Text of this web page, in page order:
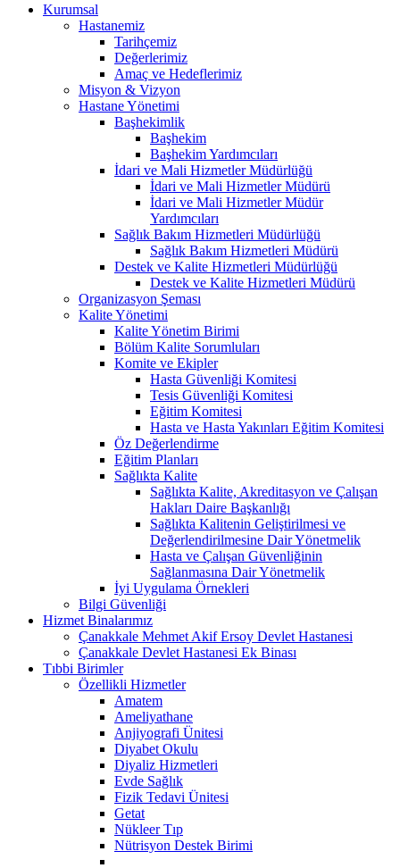
Kurumsal
Hastanemiz
Tarihçemiz
Değerlerimiz
Amaç ve Hedeflerimiz
Misyon & Vizyon
Hastane Yönetimi
Başhekimlik
Başhekim
Başhekim Yardımcıları
İdari ve Mali Hizmetler Müdürlüğü
İdari ve Mali Hizmetler Müdürü
İdari ve Mali Hizmetler Müdür
Yardımcıları
Sağlık Bakım Hizmetleri Müdürlüğü
Sağlık Bakım Hizmetleri Müdürü
Destek ve Kalite Hizmetleri Müdürlüğü
Destek ve Kalite Hizmetleri Müdürü
Organizasyon Şeması
Kalite Yönetimi
Kalite Yönetim Birimi
Bölüm Kalite Sorumluları
Komite ve Ekipler
Hasta Güvenliği Komitesi
Tesis Güvenliği Komitesi
Eğitim Komitesi
Hasta ve Hasta Yakınları Eğitim Komitesi
Öz Değerlendirme
Eğitim Planları
Sağlıkta Kalite
Sağlıkta Kalite, Akreditasyon ve Çalışan
Hakları Daire Başkanlığı
Sağlıkta Kalitenin Geliştirilmesi ve
Değerlendirilmesine Dair Yönetmelik
Hasta ve Çalışan Güvenliğinin
Sağlanmasına Dair Yönetmelik
İyi Uygulama Örnekleri
Bilgi Güvenliği
Hizmet Binalarımız
Çanakkale Mehmet Akif Ersoy Devlet Hastanesi
Çanakkale Devlet Hastanesi Ek Binası
Tıbbi Birimler
Özellikli Hizmetler
Amatem
Ameliyathane
Anjiyografi Ünitesi
Diyabet Okulu
Diyaliz Hizmetleri
Evde Sağlık
Fizik Tedavi Ünitesi
Getat
Nükleer Tıp
Nütrisyon Destek Birimi